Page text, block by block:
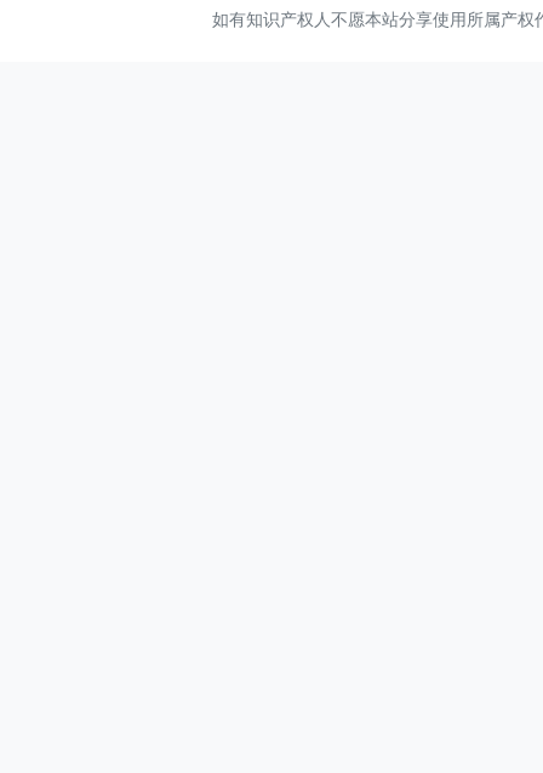
如有知识产权人不愿本站分享使用所属产